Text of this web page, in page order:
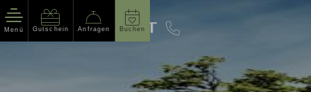
Buchen
Anfragen
Gutschein
Menü